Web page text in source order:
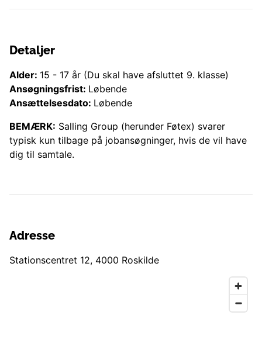
Detaljer
Alder: 15 - 17 år (Du skal have afsluttet 9. klasse)
Ansøgningsfrist: Løbende
Ansættelsesdato: Løbende
BEMÆRK: Salling Group (herunder Føtex) svarer
typisk kun tilbage på jobansøgninger, hvis de vil have
dig til samtale.
Adresse
Stationscentret 12, 4000 Roskilde